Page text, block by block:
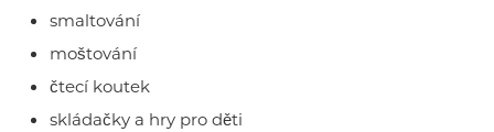
smaltování
moštování
čtecí koutek
skládačky a hry pro děti